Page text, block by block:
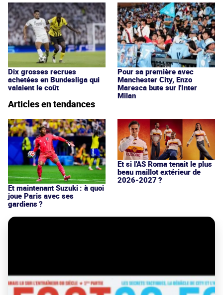
Dix grosses recrues
achetées en Bundesliga qui
valaient le coût
Pour sa première avec
Manchester City, Enzo
Maresca bute sur l'Inter
Milan
Articles en tendances
Et maintenant Suzuki : à quoi
joue Paris avec ses
gardiens ?
Et si l'AS Roma tenait le plus
beau maillot extérieur de
2026-2027 ?